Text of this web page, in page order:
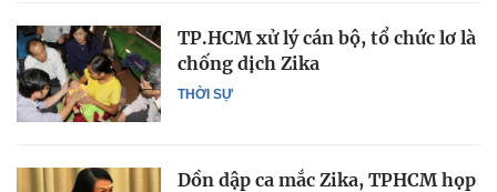
THỜI SỰ
TP.HCM xử lý cán bộ, tổ chức lơ là
chống dịch Zika
Dồn dập ca mắc Zika, TPHCM họp